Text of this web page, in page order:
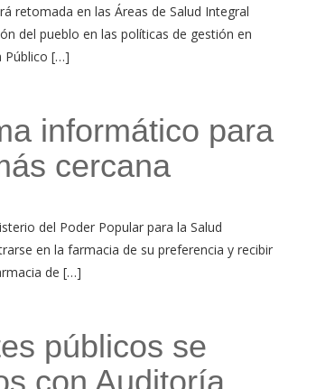
retomada en las Áreas de Salud Integral
del pueblo en las políticas de gestión en
Público […]
informático para
cercana
del Poder Popular para la Salud
en la farmacia de su preferencia y recibir
de […]
públicos se
con Auditoría